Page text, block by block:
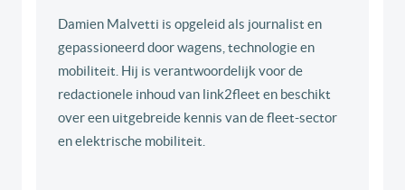
Damien Malvetti is opgeleid als journalist en
gepassioneerd door wagens, technologie en
mobiliteit. Hij is verantwoordelijk voor de
redactionele inhoud van link2fleet en beschikt
over een uitgebreide kennis van de fleet-sector
en elektrische mobiliteit.